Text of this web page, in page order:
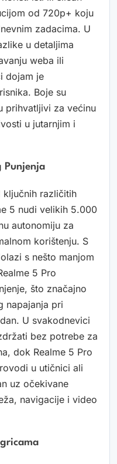
od 720p+ koju
zadacima. U
u detaljima
weba ili
dojam je
Boje su
prihvatljivi za većinu
u jutarnjim i
Punjenja
ključnih različitih
5 nudi velikih 5.000
autonomiju za
korištenju. S
s nešto manjom
5 Pro
što značajno
napajanja pri
U svakodnevici
bez potrebe za
dok Realme 5 Pro
u utičnici ali
uz očekivane
navigacije i video